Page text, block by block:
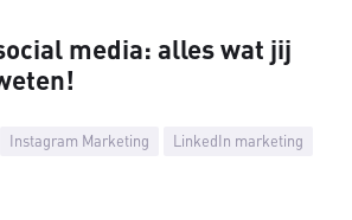
Instagram Marketing
LinkedIn marketing
media: alles wat jij